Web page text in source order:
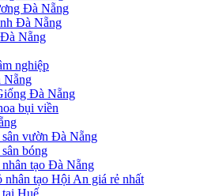
Đà Nẵng
Đà Nẵng
Nẵng
nghiệp
Nẵng
Đà Nẵng
bụi viền
sân vườn Đà Nẵng
bóng
tạo Đà Nẵng
nhân tạo Hội An giá rẻ nhất
tại Huế